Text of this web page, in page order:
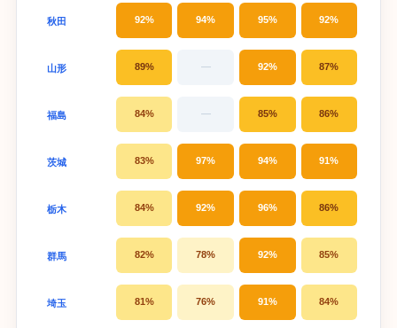
秋田 92% 94% 95% 92%
山形 89% — 92% 87%
福島 84% — 85% 86%
茨城 83% 97% 94% 91%
栃木 84% 92% 96% 86%
群馬 82% 78% 92% 85%
埼玉 81% 76% 91% 84%